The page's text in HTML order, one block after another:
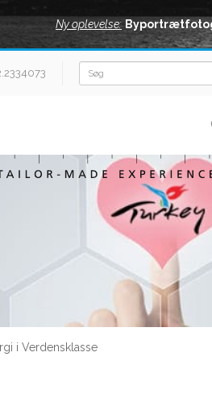
Ny oplevelse:
i Verdensklasse